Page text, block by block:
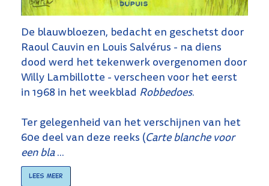
De blauwbloezen, bedacht en geschetst door
Raoul Cauvin en Louis Salvérus - na diens
dood werd het tekenwerk overgenomen door
Willy Lambillotte - verscheen voor het eerst
in 1968 in het weekblad Robbedoes.
Ter gelegenheid van het verschijnen van het
60e deel van deze reeks (Carte blanche voor
een bla...
Lees meer